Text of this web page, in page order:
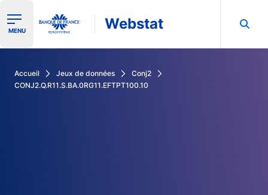
Ouvrir le menu de navigation
MENU Webstat
Accueil Jeux de données
Conj2
CONJ2.Q.R11.S.BA.0RG11.EFTPT100.10